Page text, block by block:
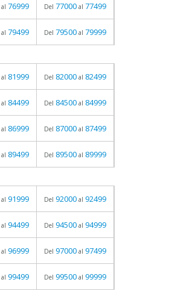
al 76999 Del 77000 al 77499
al 79499 Del 79500 al 79999
al 81999 Del 82000 al 82499
al 84499 Del 84500 al 84999
al 86999 Del 87000 al 87499
al 89499 Del 89500 al 89999
al 91999 Del 92000 al 92499
al 94499 Del 94500 al 94999
al 96999 Del 97000 al 97499
al 99499 Del 99500 al 99999